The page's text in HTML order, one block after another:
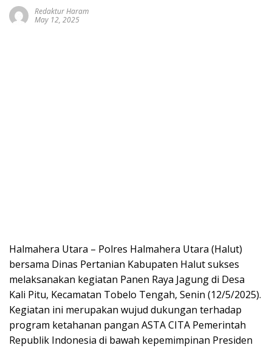
Redaktur Haram
May 12, 2025
Halmahera Utara – Polres Halmahera Utara (Halut)
bersama Dinas Pertanian Kabupaten Halut sukses
melaksanakan kegiatan Panen Raya Jagung di Desa
Kali Pitu, Kecamatan Tobelo Tengah, Senin (12/5/2025).
Kegiatan ini merupakan wujud dukungan terhadap
program ketahanan pangan ASTA CITA Pemerintah
Republik Indonesia di bawah kepemimpinan Presiden